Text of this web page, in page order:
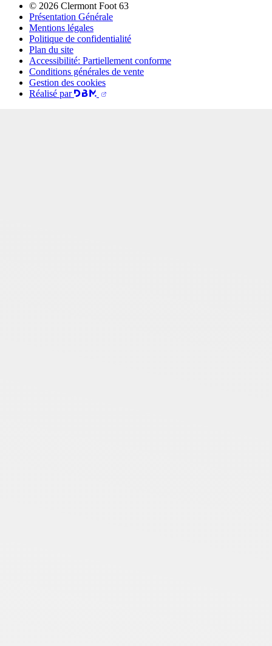
© 2026 Clermont Foot 63
Présentation Générale
Mentions légales
Politique de confidentialité
Plan du site
Accessibilité: Partiellement conforme
Conditions générales de vente
Gestion des cookies
Réalisé par